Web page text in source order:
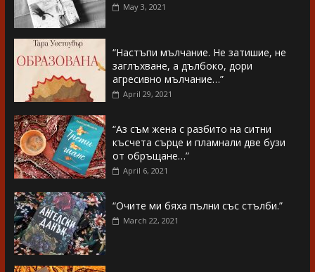
May 3, 2021
“Настъпи мълчание. Не затишие, не
заглъхване, а дълбоко, дори
агресивно мълчание…”
April 29, 2021
“Аз съм жена с разбито на ситни
късчета сърце и пламнали две бузи
от обръщане…”
April 6, 2021
“Очите ми бяха пълни със стълби.”
March 22, 2021